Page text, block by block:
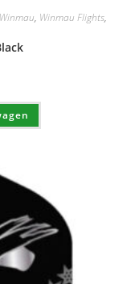
Winmau, Winmau Flights,